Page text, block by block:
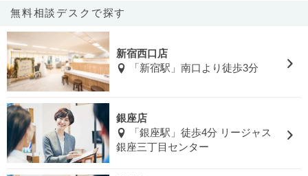
無料相談デスクで探す
新宿西口店
「新宿駅」南口より徒歩3分
銀座店
「銀座駅」徒歩4分 リージャス
銀座三丁目センター